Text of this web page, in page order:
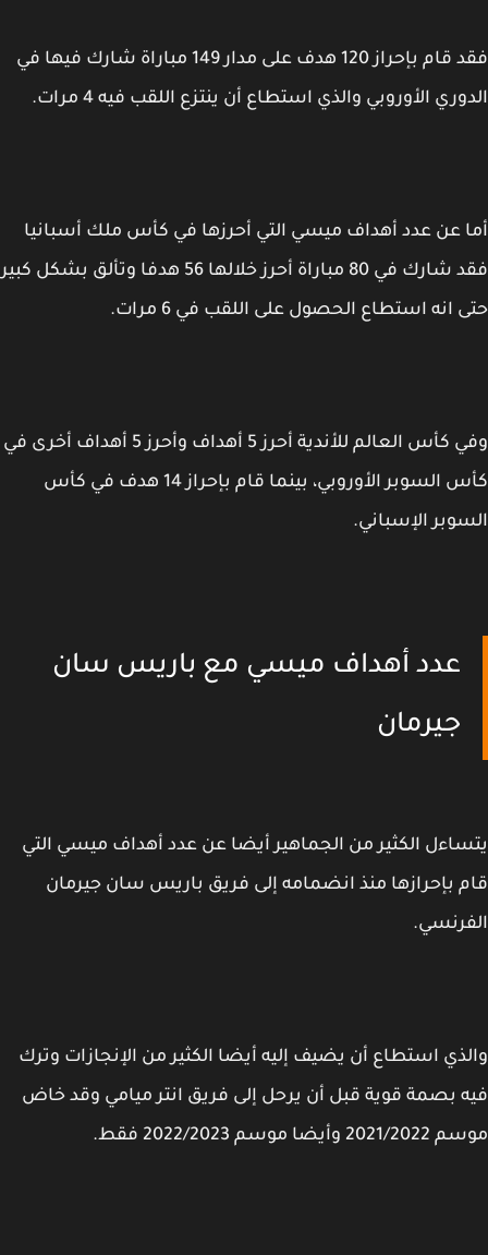
فقد قام بإحراز 120 هدف على مدار 149 مباراة شارك فيها في
الأوروبي والذي استطاع أن ينتزع اللقب فيه 4 مرات.
عن عدد أهداف ميسي التي أحرزها في كأس ملك أسبانيا
فقد شارك في 80 مباراة أحرز خلالها 56 هدفا وتألق بشكل كبير
انه استطاع الحصول على اللقب في 6 مرات.
وفي كأس العالم للأندية أحرز 5 أهداف وأحرز 5 أهداف أخرى في
كأس السوبر الأوروبي، بينما قام بإحراز 14 هدف في كأس
الإسباني.
عدد أهداف ميسي مع باريس سان
جيرمان
الكثير من الجماهير أيضا عن عدد أهداف ميسي التي
بإحرازها منذ انضمامه إلى فريق باريس سان جيرمان
استطاع أن يضيف إليه أيضا الكثير من الإنجازات وترك
بصمة قوية قبل أن يرحل إلى فريق انتر ميامي وقد خاض
موسم 2022/2023 فقط.